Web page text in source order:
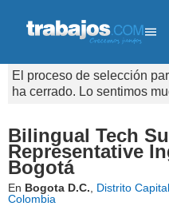
El proceso de selección
ha cerrado. Lo sentimos
Bilingual Tech
Representative
Bogotá
En Bogota D.C. Distrito Capital
Colombia